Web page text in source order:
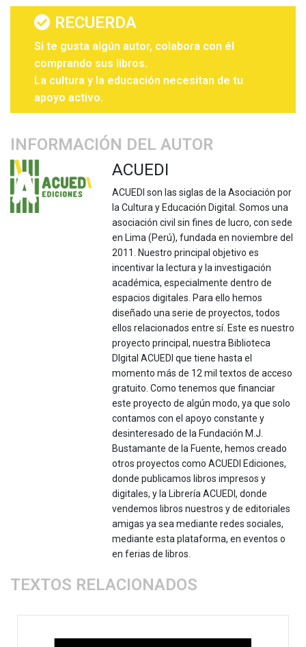
RECUERDA
Si te gusta algún autor, colabora con él
comprando sus libros.
La cultura y la educación necesitan de tu
apoyo activo.
INFORMACIÓN DEL AUTOR
ACUEDI
ACUEDI son las siglas de la Asociación por
la Cultura y Educación Digital. Somos una
asociación civil sin fines de lucro, con sede
en Lima (Perú), fundada en noviembre del
2011. Nuestro principal objetivo es
incentivar la lectura y la investigación
académica, especialmente dentro de
espacios digitales. Para ello hemos
diseñado una serie de proyectos, todos
ellos relacionados entre sí. Este es nuestro
proyecto principal, nuestra Biblioteca
DIgital ACUEDI que tiene hasta el
momento más de 12 mil textos de acceso
gratuito. Como tenemos que financiar
este proyecto de algún modo, ya que solo
contamos con el apoyo constante y
desinteresado de la Fundación M.J.
Bustamante de la Fuente, hemos creado
otros proyectos como ACUEDI Ediciones,
donde publicamos libros impresos y
digitales, y la Librería ACUEDI, donde
vendemos libros nuestros y de editoriales
amigas ya sea mediante redes sociales,
mediante esta plataforma, en eventos o
en ferias de libros.
TEXTOS RELACIONADOS